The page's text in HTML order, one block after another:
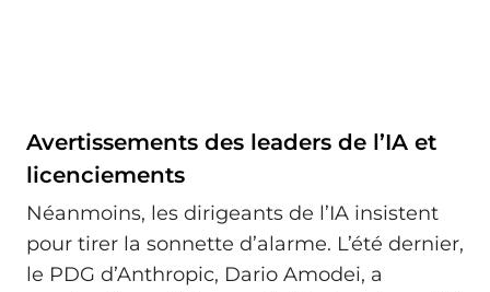
Avertissements des leaders de l’IA et
licenciements
Néanmoins, les dirigeants de l’IA insistent
pour tirer la sonnette d’alarme. L’été dernier,
le PDG d’Anthropic, Dario Amodei, a